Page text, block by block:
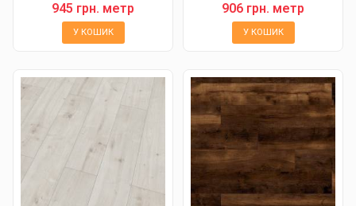
945 грн. метр
У КОШИК
906 грн. метр
У КОШИК